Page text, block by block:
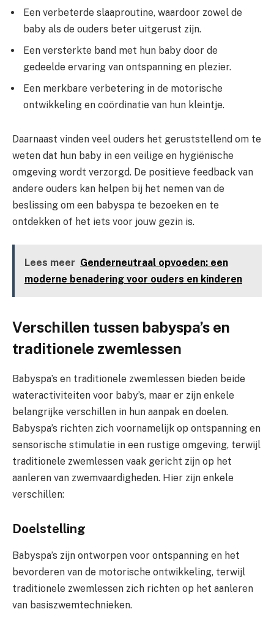
Een verbeterde slaaproutine, waardoor zowel de
baby als de ouders beter uitgerust zijn.
Een versterkte band met hun baby door de
gedeelde ervaring van ontspanning en plezier.
Een merkbare verbetering in de motorische
ontwikkeling en coördinatie van hun kleintje.
Daarnaast vinden veel ouders het geruststellend om te
weten dat hun baby in een veilige en hygiënische
omgeving wordt verzorgd. De positieve feedback van
andere ouders kan helpen bij het nemen van de
beslissing om een babyspa te bezoeken en te
ontdekken of het iets voor jouw gezin is.
Lees meer Genderneutraal opvoeden: een
moderne benadering voor ouders en kinderen
Verschillen tussen babyspa’s en
traditionele zwemlessen
Babyspa’s en traditionele zwemlessen bieden beide
wateractiviteiten voor baby’s, maar er zijn enkele
belangrijke verschillen in hun aanpak en doelen.
Babyspa’s richten zich voornamelijk op ontspanning en
sensorische stimulatie in een rustige omgeving, terwijl
traditionele zwemlessen vaak gericht zijn op het
aanleren van zwemvaardigheden. Hier zijn enkele
verschillen:
Doelstelling
Babyspa’s zijn ontworpen voor ontspanning en het
bevorderen van de motorische ontwikkeling, terwijl
traditionele zwemlessen zich richten op het aanleren
van basiszwemtechnieken.